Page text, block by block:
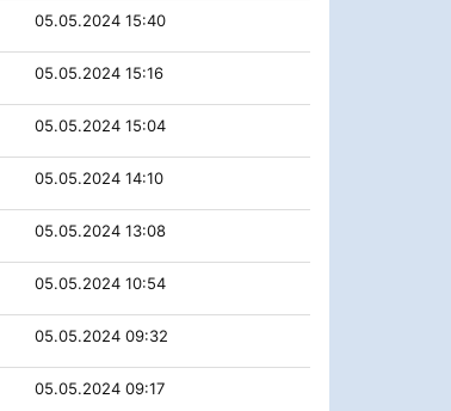
05.05.2024 15:40
05.05.2024 15:16
05.05.2024 15:04
05.05.2024 14:10
05.05.2024 13:08
05.05.2024 10:54
05.05.2024 09:32
05.05.2024 09:17